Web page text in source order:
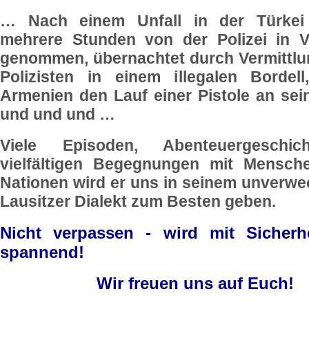
… Nach einem Unfall in der
mehrere Stunden von der Polizei in
genommen, übernachtet durch
Polizisten in einem illegalen
Armenien den Lauf einer Pistole an
und und und …
Viele Episoden,
vielfältigen Begegnungen mit
Nationen wird er uns in seinem
Lausitzer Dialekt zum Besten geben.
Nicht verpassen - wird mit
spannend!
Wir freuen uns auf Euch!